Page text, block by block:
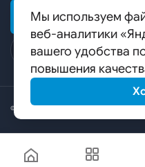
© ООО «Мечел-Сервис»,
Мы используем
веб-аналитики
вашего удобства
повышения